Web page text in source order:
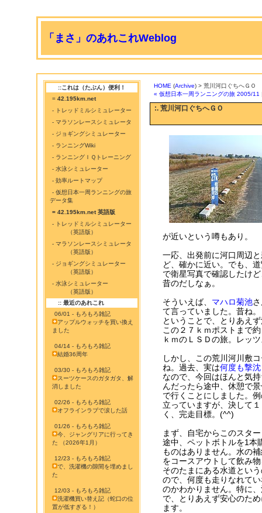
「まさ」のあれこれWeblog
::これは（たぶん）便利！
= 42.195km.net
- トレッドミルシミュレーター
- マラソンレースシミュレータ
- ジョギングシミュレーター
- ランニングWiki
- ランニングＩＱトレーニング
- 水泳シミュレーター
- 効率ルートマップ
- 仮想日本一周ランニングの旅
データ集
= 42.195km.net 英語版
- トレッドミルシミュレーター
（英語版）
- マラソンレースシミュレータ
（英語版）
- ジョギングシミュレーター
（英語版）
- 水泳シミュレーター
（英語版）
:: 最近のあれこれ
06/01 - もろもろ雑記
アップルウォッチを買い換え
ました
04/14 - もろもろ雑記
結婚36周年
03/30 - もろもろ雑記
スーツケースのガタガタ、解
消しました
02/26 - もろもろ雑記
オフラインラブで涙した話
01/26 - もろもろ雑記
今、ジャングリアに行ってき
た （2026年1月）
12/23 - もろもろ雑記
で、洗濯機の隙間を埋めまし
た
12/03 - もろもろ雑記
洗濯機買い替え記（蛇口の位
置が低すぎる！）
HOME (Archive) > 荒川河口ぐちへＧＯ
« 仮想日本一周ランニングの旅 2005/11
:. 荒川河口ぐちへＧＯ
が近いという噂もあり。
一応、出発前に河口周辺
ど、確かに近い。でも、
で衛星写真で確認したけ
昔のだしなぁ。
そういえば、 マハロ菊池
て言っていました。昔ね。
ということで、とりあえ
この２７ｋｍポストまで
ｋｍのＬＳＤの旅。レッ
しかし、この荒川河川敷
ね。過去、実は何度も撃沈
なので、今回はほんと気
んだったら途中、休憩で
で行くことにしました。
立っていますが、決して
く、完走目標。(^^)
まず、自宅からこのスタ
途中、ペットボトルを1本
ものはありません。水の
をコースアウトして飲み
そのたまにある水道とい
ので、何度も走りなれて
のかわかりません。特に
で、とりあえず安心のた
ます。